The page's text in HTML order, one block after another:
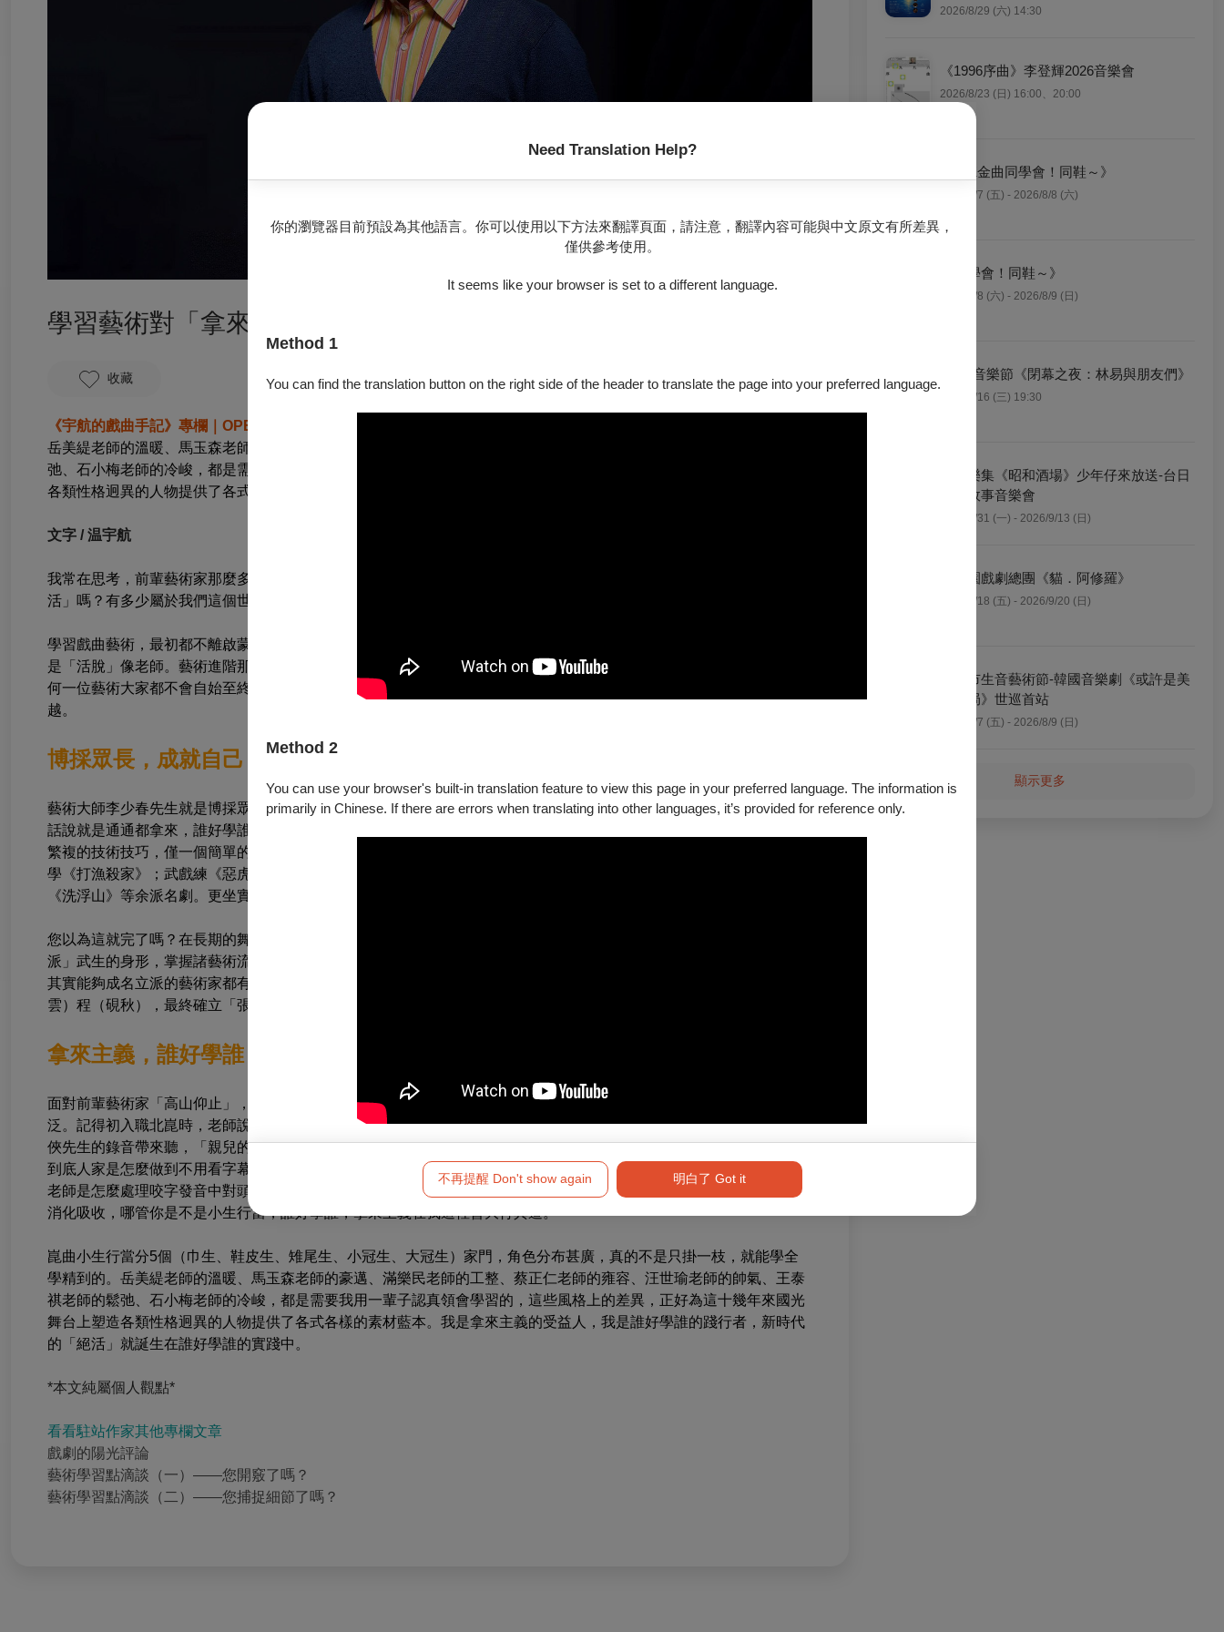
Need Translation Help?
你的瀏覽器目前預設為其他語言。你可以使用以下方法來翻譯頁面，請注意，翻譯內容可能與中文原文有所差異，
僅供參考使用。
It seems like your browser is set to a different language.
Method 1
You can find the translation button on the right side of the header to translate the page into your preferred language.
Method 2
You can use your browser's built-in translation feature to view this page in your preferred language. The information is
primarily in Chinese. If there are errors when translating into other languages, it’s provided for reference only.
不再提醒 Don't show again 明白了 Got it
學習藝術對「拿來主義」的啟發｜溫宇航專欄
收藏
《宇航的戲曲手記》專欄｜OPENTIX 2026年6月
岳美緹老師的溫暖、馬玉森老師的豪邁、滿樂民老師的工整、蔡正仁老師的雍容、汪世瑜老師的帥氣、王泰祺老師的鬆
弛、石小梅老師的冷峻，都是需要我用一輩子認真領會學習的，這些風格上的差異，正好為這十幾年來國光舞台上塑造
各類性格迥異的人物提供了各式各樣的素材藍本。
文字 / 温宇航
我常在思考，前輩藝術家那麼多的「絕活」是怎麼創造出來的。我們繼承下來多少？怎麼繼承？我們還有能力再創「絕
活」嗎？有多少屬於我們這個世代的絕活呢？
學習戲曲藝術，最初都不離啟蒙階段的模仿，模仿就是要不折不扣接受基本功訓練及老師的藝術思想，這個階段的特徵
是「活脫」像老師。藝術進階那就要依靠自己的藝術慧根與悟性，正所謂「師父領進門，修行在個人」。話說回來，任
何一位藝術大家都不會自始至終停留在「模仿活脫」走在「偏門細路」上，那一定是博採眾長的過程來實現藝術的跨
越。
博採眾長，成就自己
藝術大師李少春先生就是博採眾長，積累足夠的藝術養分成就自己的活例。藝術有門戶，但不要有門戶之見，用通俗的
話說就是通通都拿來，誰好學誰。李少春先生在乃父嚴格督導下，打下了堅實規範的基本功底，即便人到中年洗鍊一切
繁複的技術技巧，僅一個簡單的「飛腳」也能博得兜底的滿堂彩。成長階段文武不得偏廢，是最核心的藝術見解，文戲
學《打漁殺家》；武戲練《惡虎村》，真正做到了文武兼備。後拜在余叔岩先生門下，學習《戰太平》、《定軍山》、
《洗浮山》等余派名劇。更坐實了選對師門即劇藝躍進的根本保證。
您以為這就完了嗎？在長期的舞台實踐中，他更融合了「楊（小樓）派」武生的宗法；「麒派」老生的人物刻畫；「蓋
派」武生的身形，掌握諸藝術流派之長，做到兼收並蓄，所以李少春先生是京劇藝術天花板級別的存在就不足為奇了。
其實能夠成名立派的藝術家都有相同的「誰好學誰」的學藝經歷，張君秋先生學王（瑤卿）；拜梅（蘭芳）；研尚（小
雲）程（硯秋），最終確立「張派」表演藝術典範，呈現了「十旦九張」的藝術巔峰。
拿來主義，誰好學誰
面對前輩藝術家「高山仰止」，宇航不才學得皮毛，但深明博採眾長的道理。習藝之路上出身北崑，親炙南北，兼學廣
泛。記得初入職北崑時，老師說我嘴皮子鬆，咬字不夠真。我就買來有「不用字幕也能聽懂」之美譽的京劇藝術家趙燕
俠先生的錄音帶來聽，「親兒的臉，吻兒的腮，點點珠淚灑下來」，我不知聽了多少遍。琢磨脣舌齒牙喉的肌肉動作，
到底人家是怎麼做到不用看字幕也能聽懂歌詞的地步的？在崑劇院裡，凡旦行蔡瑤銑老師演出，我都暗暗在旁邊聽，聽
老師是怎麼處理咬字發音中對頭腹尾的處理。我們的行話叫「擄葉子」，只要吐字真，我就明學暗學，就反覆模仿練習
消化吸收，哪管你是不是小生行當，誰好學誰，拿來主義在我這裡曾大行其道。
崑曲小生行當分5個（巾生、鞋皮生、雉尾生、小冠生、大冠生）家門，角色分布甚廣，真的不是只掛一枝，就能學全
學精到的。岳美緹老師的溫暖、馬玉森老師的豪邁、滿樂民老師的工整、蔡正仁老師的雍容、汪世瑜老師的帥氣、王泰
祺老師的鬆弛、石小梅老師的冷峻，都是需要我用一輩子認真領會學習的，這些風格上的差異，正好為這十幾年來國光
舞台上塑造各類性格迥異的人物提供了各式各樣的素材藍本。我是拿來主義的受益人，我是誰好學誰的踐行者，新時代
的「絕活」就誕生在誰好學誰的實踐中。
*本文純屬個人觀點*
看看駐站作家其他專欄文章
戲劇的陽光評論
藝術學習點滴談（一）——您開竅了嗎？
藝術學習點滴談（二）——您捕捉細節了嗎？
2026/8/29 (六) 14:30
《1996序曲》李登輝2026音樂會
2026/8/23 (日) 16:00、20:00
《24K金曲同學會！同鞋～》
2026/8/7 (五) - 2026/8/8 (六)
《同學會！同鞋～》
2026/8/8 (六) - 2026/8/9 (日)
Opus音樂節《閉幕之夜：林易與朋友們》
2026/9/16 (三) 19:30
六藝樂集《昭和酒場》少年仔來放送-台日
歌謠故事音樂會
2026/8/31 (一) - 2026/9/13 (日)
明華園戲劇總團《貓．阿修羅》
2026/9/18 (五) - 2026/9/20 (日)
新北市生音藝術節-韓國音樂劇《或許是美
好結局》世巡首站
2026/8/7 (五) - 2026/8/9 (日)
顯示更多